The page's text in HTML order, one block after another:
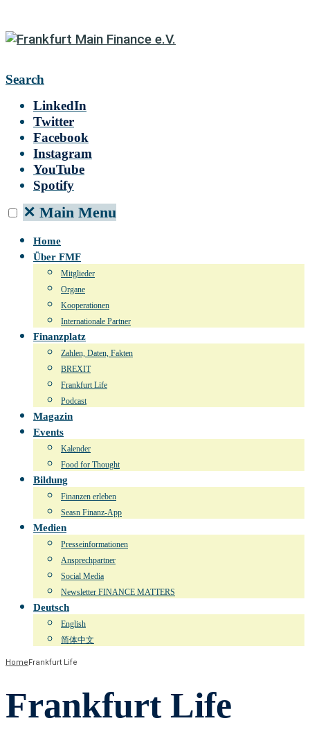
Search
LinkedIn
Twitter
Facebook
Instagram
YouTube
Spotify
✕ Main Menu
Home
Über FMF
Mitglieder
Organe
Kooperationen
Internationale Partner
Finanzplatz
Zahlen, Daten, Fakten
BREXIT
Frankfurt Life
Podcast
Magazin
Events
Kalender
Food for Thought
Bildung
Finanzen erleben
Seasn Finanz-App
Medien
Presseinformationen
Ansprechpartner
Social Media
Newsletter FINANCE MATTERS
Deutsch
English
简体中文
HomeFrankfurt Life
Frankfurt Life